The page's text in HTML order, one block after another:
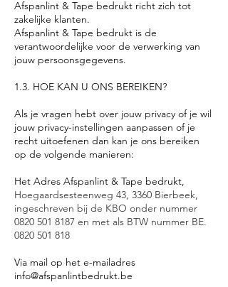
Afspanlint & Tape bedrukt richt zich tot
zakelijke klanten.
Afspanlint & Tape bedrukt is de
verantwoordelijke voor de verwerking van
jouw persoonsgegevens.
1.3. HOE KAN U ONS BEREIKEN?
Als je vragen hebt over jouw privacy of je wil
jouw privacy-instellingen aanpassen of je
recht uitoefenen dan kan je ons bereiken
op de volgende manieren:
Het Adres Afspanlint & Tape bedrukt,
Hoegaardsesteenweg 43, 3360 Bierbeek,
ingeschreven bij de KBO onder nummer
0820 501 8187 en met als BTW nummer BE.
0820 501 818
Via mail op het e-mailadres
info@afspanlintbedrukt.be